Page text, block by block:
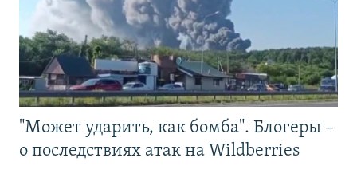
"Может ударить, как бомба". Блогеры –
о последствиях атак на Wildberries